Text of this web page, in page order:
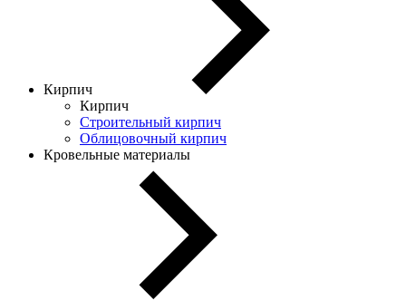
Кирпич
Кирпич
Строительный кирпич
Облицовочный кирпич
Кровельные материалы